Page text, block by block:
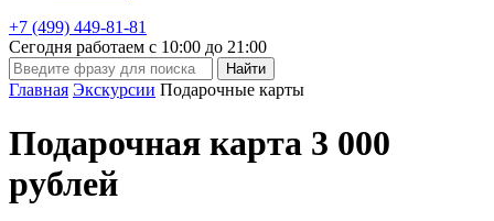
+7 (499) 449-81-81
Сегодня работаем с 10:00 до 21:00
Главная Экскурсии Подарочные карты
Подарочная карта 3 000
рублей